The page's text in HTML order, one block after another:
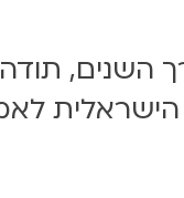
השנים, תודה